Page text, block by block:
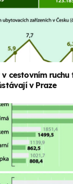
v cestovním
v Praze